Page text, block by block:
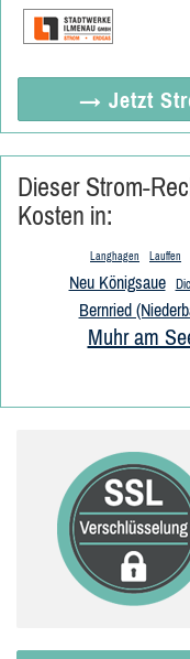
→ Jetzt
Dieser Strom-
Kosten in:
Langhagen Lauffen
Neu Königsaue
Bernried
Muhr am